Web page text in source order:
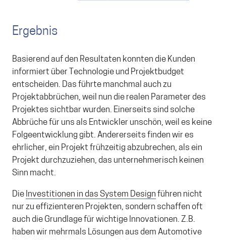
Ergebnis
Basierend auf den Resultaten konnten die Kunden
informiert über Technologie und Projektbudget
entscheiden. Das führte manchmal auch zu
Projektabbrüchen, weil nun die realen Parameter des
Projektes sichtbar wurden. Einerseits sind solche
Abbrüche für uns als Entwickler unschön, weil es keine
Folgeentwicklung gibt. Andererseits finden wir es
ehrlicher, ein Projekt frühzeitig abzubrechen, als ein
Projekt durchzuziehen, das unternehmerisch keinen
Sinn macht.
Die Investitionen in das System Design führen nicht
nur zu effizienteren Projekten, sondern schaffen oft
auch die Grundlage für wichtige Innovationen. Z.B.
haben wir mehrmals Lösungen aus dem Automotive